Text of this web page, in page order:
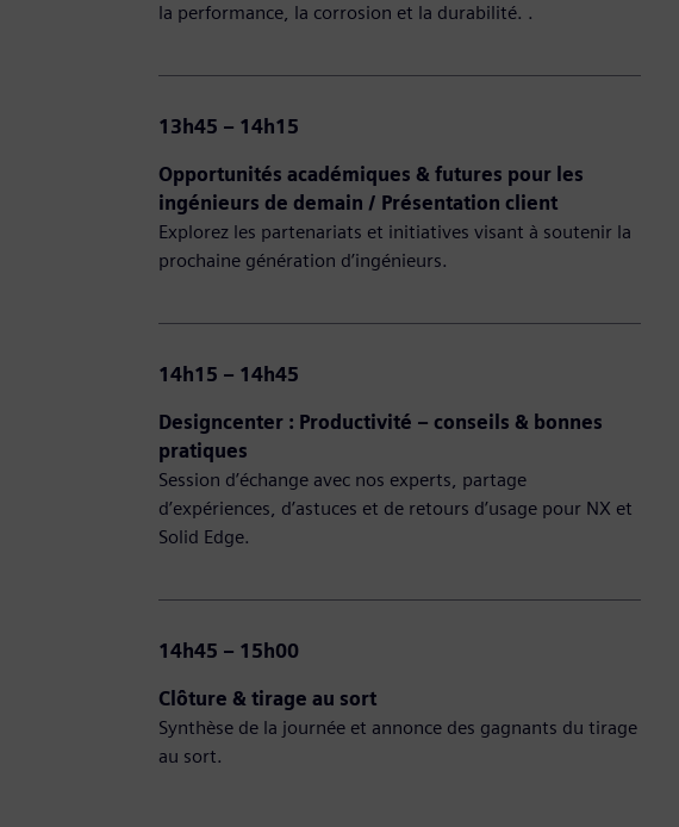
la performance, la corrosion et la durabilité. .
13h45 – 14h15
Opportunités académiques & futures pour les
ingénieurs de demain / Présentation client
Explorez les partenariats et initiatives visant à soutenir la
prochaine génération d’ingénieurs.
14h15 – 14h45
Designcenter : Productivité – conseils & bonnes
pratiques
Session d’échange avec nos experts, partage
d’expériences, d’astuces et de retours d’usage pour NX et
Solid Edge.
14h45 – 15h00
Clôture & tirage au sort
Synthèse de la journée et annonce des gagnants du tirage
au sort.